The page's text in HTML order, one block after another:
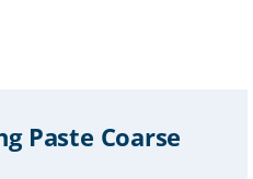
Paste Coarse